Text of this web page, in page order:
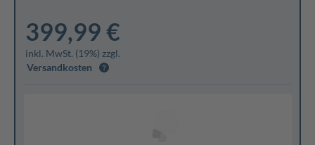
399,99 €
inkl. MwSt. (19%) zzgl.
Versandkosten